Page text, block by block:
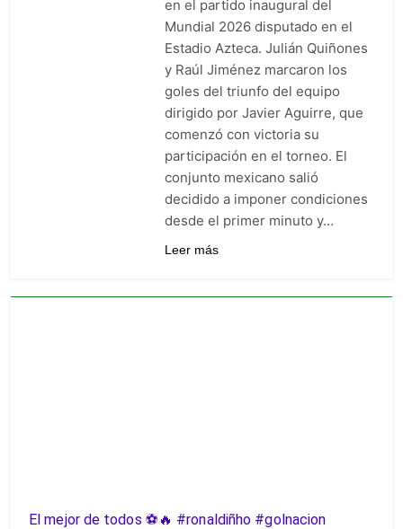
goleó 7-0 a Boyacá Chicó y es
líder de la Liga BetPlay
1 Semana Ago
Vuelve la Premier League:
arranca el 21 de agosto con el
Arsenal campeón abriendo
ante el Coventry
1 Semana Ago
Escándalo en Montería: el
debut de Nacional se suspendió
por disturbios cuando ganaba
3-0 a Jaguares
1 Semana Ago
en el partido inaugural del
Mundial 2026 disputado en el
Estadio Azteca. Julián Quiñones
y Raúl Jiménez marcaron los
goles del triunfo del equipo
dirigido por Javier Aguirre, que
comenzó con victoria su
participación en el torneo. El
conjunto mexicano salió
decidido a imponer condiciones
desde el primer minuto y…
Leer más
El mejor de todos ⚽️🔥 #ronaldiñho #golnacion